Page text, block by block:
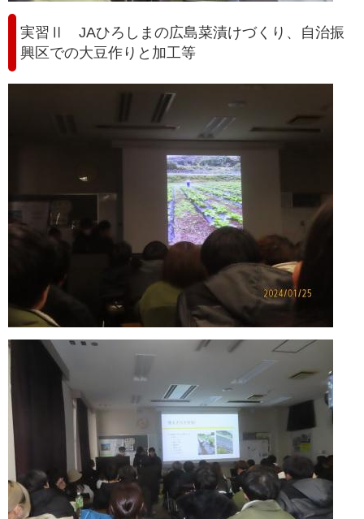
実習Ⅱ JAひろしまの広島菜漬けづくり、自治振
興区での大豆作りと加工等